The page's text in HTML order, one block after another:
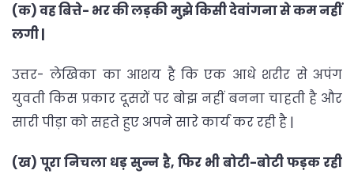
(क) वह बित्ते- भर की लड़की मुझे किसी देवांगना से कम नहीं
लगी |
उत्तर- लेखिका का आशय है कि एक आधे शरीर से अपंग
युवती किस प्रकार दूसरों पर बोझ नहीं बनना चाहती है और
सारी पीड़ा को सहते हुए अपने सारे कार्य कर रही है |
(ख) पूरा निचला धड़ सुन्न है, फिर भी बोटी-बोटी फड़क रही